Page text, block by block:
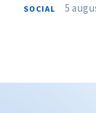
SOCIAL 5